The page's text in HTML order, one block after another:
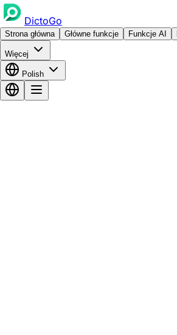
DictoGo
Strona główna Główne funkcje Funkcje AI
Więcej
Polish